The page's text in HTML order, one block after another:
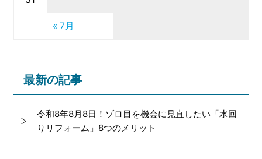
« 7月
最新の記事
令和8年8月8日！ゾロ目を機会に見直したい「水回
りリフォーム」8つのメリット